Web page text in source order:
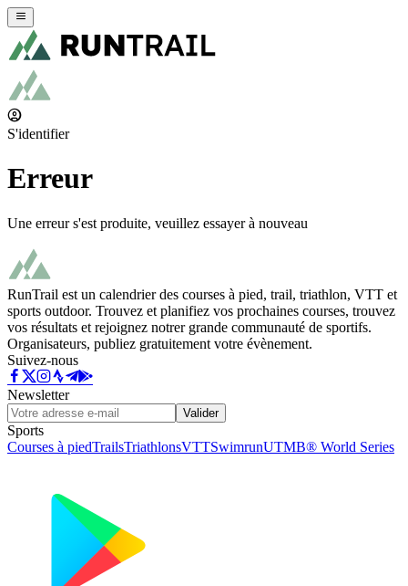
S'identifier
Erreur
Une erreur s'est produite, veuillez essayer à nouveau
RunTrail est un calendrier des courses à pied, trail, triathlon, VTT et
sports outdoor. Trouvez et planifiez vos prochaines courses, trouvez
vos résultats et rejoignez notrer grande communauté de sportifs.
Organisateurs, publiez gratuitement votre évènement.
Suivez-nous
Newsletter
Valider
Sports
Courses à piedTrailsTriathlonsVTTSwimrunUTMB® World Series